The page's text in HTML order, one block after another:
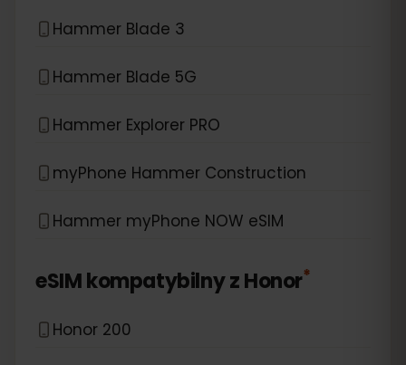
Hammer Blade 3
Hammer Blade 5G
Hammer Explorer PRO
myPhone Hammer Construction
Hammer myPhone NOW eSIM
eSIM kompatybilny zHonor*
Honor 200